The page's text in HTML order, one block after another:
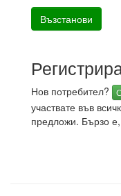
Нов потребител?
участвате във
предложи. Бързо